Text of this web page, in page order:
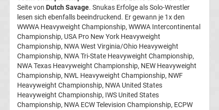
League
Tabelle
Formel
1
Rennkalender
Seite von Dutch Savage. Snukas Erfolge als Solo-Wrestler
lesen sich ebenfalls beeindruckend. Er gewann je 1x den
WWWA Heavyweight Championship, WWWA Intercontinental
Championship, USA Pro New York Heavyweight
Championship, NWA West Virginia/Ohio Heavyweight
Championship, NWA Tri-State Heavyweight Championship,
NWA Texas Heavyweight Championship, NEW Heavyweight
Championship, NWL Heavyweight Championship, NWF
Heavyweight Championship, NWA United States
Heavyweight Championship, IWS United States
Championship, NWA ECW Television Championship, ECPW